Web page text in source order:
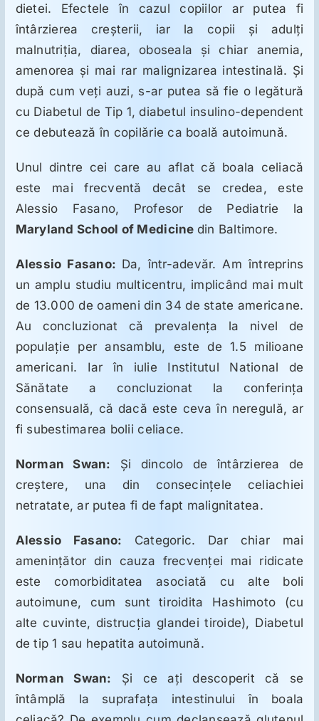
dietei. Efectele în cazul copiilor ar putea fi
întârzierea creşterii, iar la copii şi adulţi
malnutriţia, diarea, oboseala şi chiar anemia,
amenorea şi mai rar malignizarea intestinală. Şi
după cum veţi auzi, s-ar putea să fie o legătură
cu Diabetul de Tip 1, diabetul insulino-dependent
ce debutează în copilărie ca boală autoimună.
Unul dintre cei care au aflat că boala celiacă
este mai frecventă decât se credea, este
Alessio Fasano, Profesor de Pediatrie la
Maryland School of Medicine din Baltimore.
Alessio Fasano: Da, într-adevăr. Am întreprins
un amplu studiu multicentru, implicând mai mult
de 13.000 de oameni din 34 de state americane.
Au concluzionat că prevalenţa la nivel de
populaţie per ansamblu, este de 1.5 milioane
americani. Iar în iulie Institutul National de
Sănătate a concluzionat la conferinţa
consensuală, că dacă este ceva în neregulă, ar
fi subestimarea bolii celiace.
Norman Swan: Şi dincolo de întârzierea de
creştere, una din consecinţele celiachiei
netratate, ar putea fi de fapt malignitatea.
Alessio Fasano: Categoric. Dar chiar mai
ameninţător din cauza frecvenţei mai ridicate
este comorbiditatea asociată cu alte boli
autoimune, cum sunt tiroidita Hashimoto (cu
alte cuvinte, distrucţia glandei tiroide), Diabetul
de tip 1 sau hepatita autoimună.
Norman Swan: Şi ce aţi descoperit că se
întâmplă la suprafaţa intestinului în boala